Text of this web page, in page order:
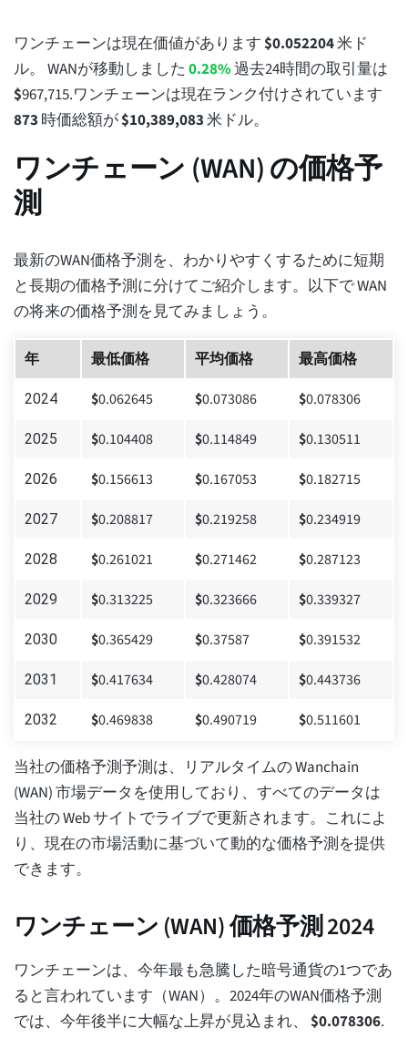
ワンチェーンは現在価値があります$0.052204米ド
ル。 WANが移動しました0.28%過去24時間の取引量は
$967,715.ワンチェーンは現在ランク付けされています
873 時価総額が$10,389,083米ドル。
ワンチェーン (WAN) の価格予
測
最新のWAN価格予測を、わかりやすくするために短期
と長期の価格予測に分けてご紹介します。以下で WAN
の将来の価格予測を見てみましょう。
年 最低価格 平均価格 最高価格
2024 $0.062645 $0.073086 $0.078306
2025 $0.104408 $0.114849 $0.130511
2026 $0.156613 $0.167053 $0.182715
2027 $0.208817 $0.219258 $0.234919
2028 $0.261021 $0.271462 $0.287123
2029 $0.313225 $0.323666 $0.339327
2030 $0.365429 $0.37587 $0.391532
2031 $0.417634 $0.428074 $0.443736
2032 $0.469838 $0.490719 $0.511601
当社の価格予測予測は、リアルタイムの Wanchain
(WAN) 市場データを使用しており、すべてのデータは
当社の Web サイトでライブで更新されます。これによ
り、現在の市場活動に基づいて動的な価格予測を提供
できます。
ワンチェーン (WAN) 価格予測 2024
ワンチェーンは、今年最も急騰した暗号通貨の1つであ
ると言われています（WAN）。2024年のWAN価格予測
では、今年後半に大幅な上昇が見込まれ、 $0.078306.